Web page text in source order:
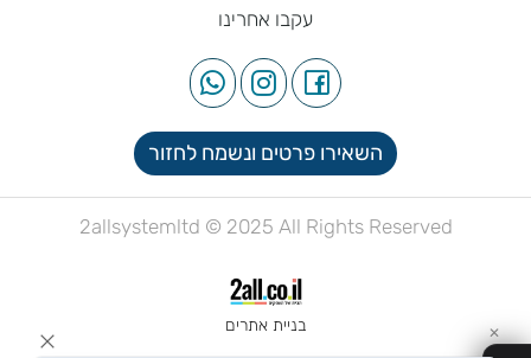
עקבו אחרינו
השאירו פרטים ונשמח לחזור
2allsystemltd © 2025 All Rights Reserved
בניית אתרים ✕